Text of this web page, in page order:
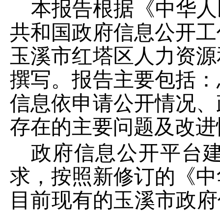
本报告根据《中华
共和国政府信息公开
玉溪市红塔区人力资
撰写。报告主要包括
信息依申请公开情况
存在的主要问题及改
政府信息公开平台
求，按照新修订的《
目前现有的玉溪市政